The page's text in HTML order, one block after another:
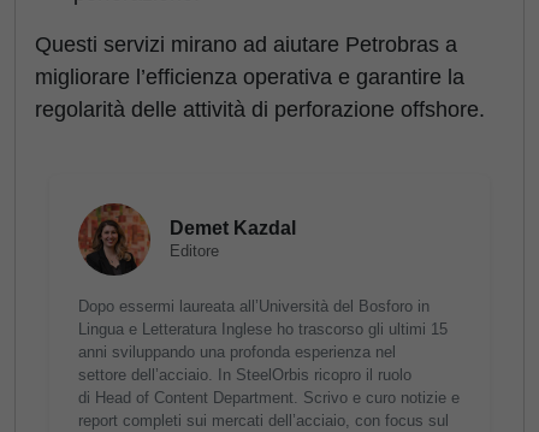
Questi servizi mirano ad aiutare Petrobras a
migliorare l’efficienza operativa e garantire la
regolarità delle attività di perforazione offshore.
Demet Kazdal
Editore
Dopo essermi laureata all’Università del Bosforo in
Lingua e Letteratura Inglese ho trascorso gli ultimi 15
anni sviluppando una profonda esperienza nel
settore dell’acciaio. In SteelOrbis ricopro il ruolo
di Head of Content Department. Scrivo e curo notizie e
report completi sui mercati dell’acciaio, con focus sul